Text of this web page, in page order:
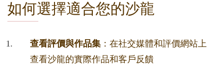
如何選擇適合您的沙龍
查看評價與作品集 ：在社交媒體和評價網站上
查看沙龍的實際作品和客戶反饋